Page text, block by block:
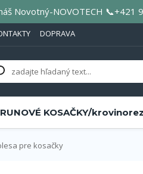
Novotný-NOVOTECH
DOPRAVA
KOSAČKY/
pre kosačky